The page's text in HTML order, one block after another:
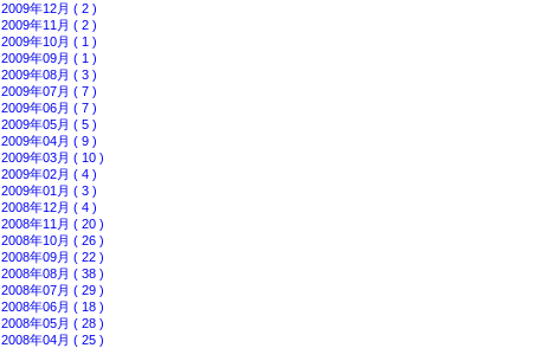
2009年12月 ( 2 )
2009年11月 ( 2 )
2009年10月 ( 1 )
2009年09月 ( 1 )
2009年08月 ( 3 )
2009年07月 ( 7 )
2009年06月 ( 7 )
2009年05月 ( 5 )
2009年04月 ( 9 )
2009年03月 ( 10 )
2009年02月 ( 4 )
2009年01月 ( 3 )
2008年12月 ( 4 )
2008年11月 ( 20 )
2008年10月 ( 26 )
2008年09月 ( 22 )
2008年08月 ( 38 )
2008年07月 ( 29 )
2008年06月 ( 18 )
2008年05月 ( 28 )
2008年04月 ( 25 )